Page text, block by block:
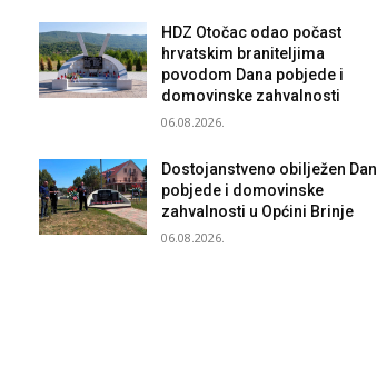
HDZ Otočac odao počast
hrvatskim braniteljima
povodom Dana pobjede i
domovinske zahvalnosti
06.08.2026.
Dostojanstveno obilježen Dan
pobjede i domovinske
zahvalnosti u Općini Brinje
06.08.2026.